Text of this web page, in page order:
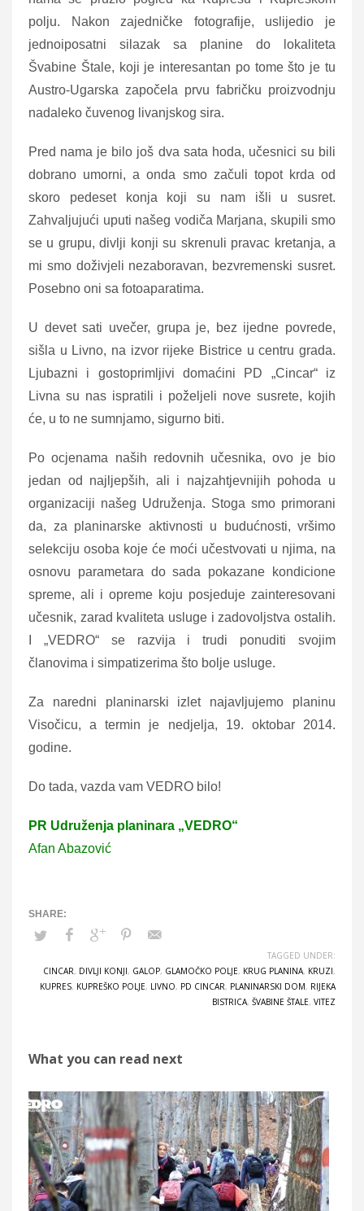
polju. Nakon zajedničke fotografije, uslijedio je
jednoiposatni silazak sa planine do lokaliteta
Švabine Štale, koji je interesantan po tome što je tu
Austro-Ugarska započela prvu fabričku proizvodnju
nadaleko čuvenog livanjskog sira.
Pred nama je bilo još dva sata hoda, učesnici su bili
dobrano umorni, a onda smo začuli topot krda od
skoro pedeset konja koji su nam išli u susret.
Zahvaljujući uputi našeg vodiča Marjana, skupili smo
se u grupu, divlji konji su skrenuli pravac kretanja, a
mi smo doživjeli nezaboravan, bezvremenski susret.
Posebno oni sa fotoaparatima.
U devet sati uvečer, grupa je, bez ijedne povrede,
sišla u Livno, na izvor rijeke Bistrice u centru grada.
Ljubazni i gostoprimljivi domaćini PD „Cincar“ iz
Livna su nas ispratili i poželjeli nove susrete, kojih
će, u to ne sumnjamo, sigurno biti.
Po ocjenama naših redovnih učesnika, ovo je bio
jedan od najljepših, ali i najzahtjevnijih pohoda u
organizaciji našeg Udruženja. Stoga smo primorani
da, za planinarske aktivnosti u budućnosti, vršimo
selekciju osoba koje će moći učestvovati u njima, na
osnovu parametara do sada pokazane kondicione
spreme, ali i opreme koju posjeduje zainteresovani
učesnik, zarad kvaliteta usluge i zadovoljstva ostalih.
I „VEDRO“ se razvija i trudi ponuditi svojim
članovima i simpatizerima što bolje usluge.
Za naredni planinarski izlet najavljujemo planinu
Visočicu, a termin je nedjelja, 19. oktobar 2014.
godine.
Do tada, vazda vam VEDRO bilo!
PR Udruženja planinara „VEDRO“
Afan Abazović
TAGGED UNDER:
CINCAR, DIVLJI KONJI, GALOP, GLAMOČKO POLJE, KRUG PLANINA, KRUZI,
KUPRES, KUPREŠKO POLJE, LIVNO, PD CINCAR, PLANINARSKI DOM, RIJEKA
BISTRICA, ŠVABINE ŠTALE, VITEZ
What you can read next